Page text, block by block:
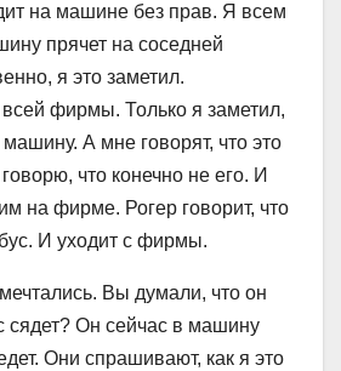
на машине без прав. Я всем
прячет на соседней
я это заметил.
фирмы. Только я заметил,
А мне говорят, что это
что конечно не его. И
на фирме. Рогер говорит, что
И уходит с фирмы.
Вы думали, что он
сядет? Он сейчас в машину
Они спрашивают, как я это